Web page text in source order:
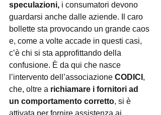
speculazioni, i consumatori devono
guardarsi anche dalle aziende. Il caro
bollette sta provocando un grande caos
e, come a volte accade in questi casi,
c’è chi si sta approfittando della
confusione. È da qui che nasce
l’intervento dell’associazione CODICI ,
che, oltre a richiamare i fornitori ad
un comportamento corretto, si è
attivata per fornire assistenza ai